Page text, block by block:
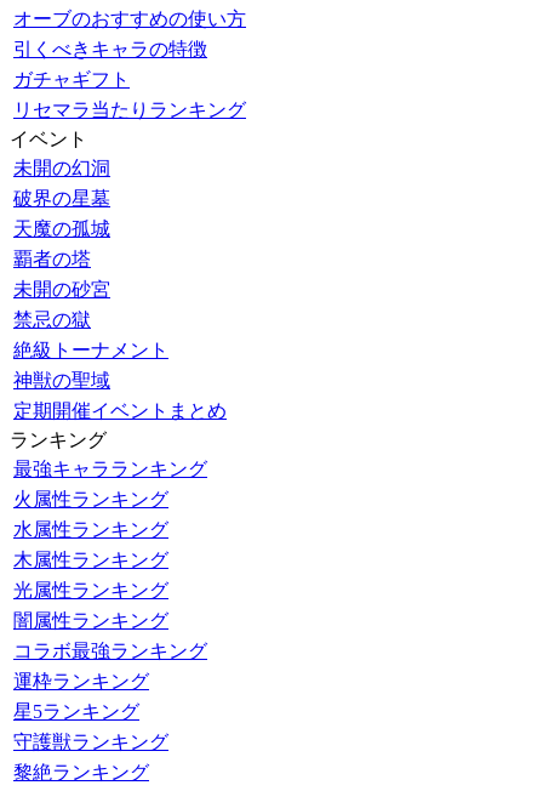
オーブのおすすめの使い方
引くべきキャラの特徴
ガチャギフト
リセマラ当たりランキング
イベント
未開の幻洞
破界の星墓
天魔の孤城
覇者の塔
未開の砂宮
禁忌の獄
絶級トーナメント
神獣の聖域
定期開催イベントまとめ
ランキング
最強キャラランキング
火属性ランキング
水属性ランキング
木属性ランキング
光属性ランキング
闇属性ランキング
コラボ最強ランキング
運枠ランキング
星5ランキング
守護獣ランキング
黎絶ランキング